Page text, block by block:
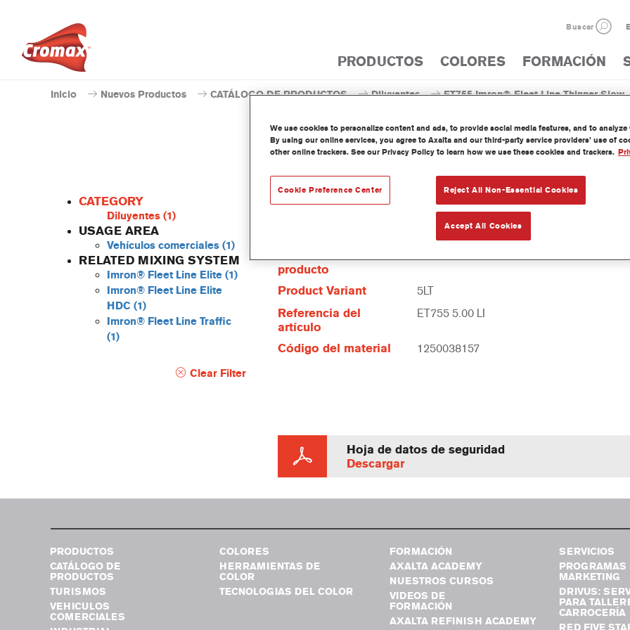
Buscar
PRODUCTOS COLORES FORMACIÓN
Inicio Nuevos Productos CATÁLOGO DE PRODUCTOS Diluyentes ET755 Imron® Fleet Line Thinner Slow
CATEGORY
Diluyentes (1)
USAGE AREA
Vehículos comerciales (1)
RELATED MIXING SYSTEM
Imron® Fleet Line Elite (1)
Imron® Fleet Line Elite
HDC (1)
Imron® Fleet Line Traffic
(1)
Clear Filter
ET755 Imron® Fleet
producto
Product Variant
5LT
Referencia del
artículo
ET755 5.00 LI
Código del material 1250038157
Hoja de datos de seguridad
Descargar
PRODUCTOS
CATÁLOGO DE
PRODUCTOS
TURISMOS
VEHICULOS
COMERCIALES
COLORES
HERRAMIENTAS DE
COLOR
TECNOLOGIAS DEL COLOR
FORMACIÓN
AXALTA ACADEMY
NUESTROS CURSOS
VIDEOS DE
FORMACIÓN
AXALTA REFINISH ACADEMY
SERVICIOS
PROGRAMAS
MARKETING
DRIVUS:
PARA
CARROCERÍA
We use cookies to personalize content and ads, to provide social media features, and to
By using our online services, you agree to Axalta and our third-party service providers’ use of
other online trackers. See our Privacy Policy to learn how we use these cookies and trackers.
Reject All Non-Essential Cookies
Accept All Cookies
Cookie Preference Center